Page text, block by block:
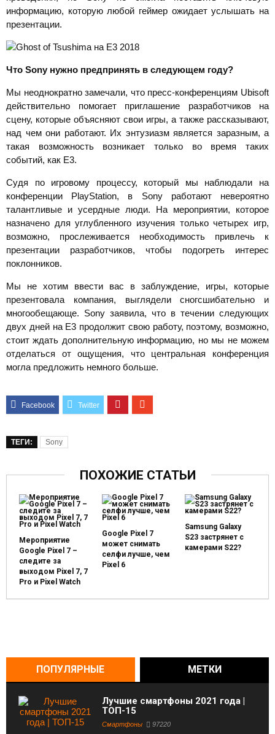
информацию, которую любой геймер ожидает услышать на
презентации.
Что Sony нужно предпринять в следующем году?
Мы неоднократно замечали, что пресс-конференциям Ubisoft
действительно помогает приглашение разработчиков на
сцену, которые объясняют свои игры, а также рассказывают,
над чем они работают. Их энтузиазм является заразным, а
такая возможность возникает только во время таких
событий, как E3.
Судя по игровому процессу, который мы наблюдали на
конференции PlayStation, в Sony работают невероятно
талантливые и усердные люди. На мероприятии, которое
назначено для углубленного изучения только четырех игр,
возможно, прослеживается необходимость привлечь к
презентации разработчиков, чтобы подогреть интерес
поклонников.
Мы не хотим ввести вас в заблуждение, игры, которые
презентовала компания, выглядели сногсшибательно и
многообещающе. Sony заявила, что в течении следующих
двух дней на Е3 продолжит свою работу, поэтому, возможно,
стоит ждать дополнительную информацию, но мы не можем
отделаться от ощущения, что центральная конференция
могла предложить немного больше.
ТЕГИ: Sony
ПОХОЖИЕ СТАТЬИ
Мероприятие
Google Pixel 7 –
следите за
выходом Pixel 7, 7
Pro и Pixel Watch
Google Pixel 7
может снимать
селфи лучше, чем
Pixel 6
Samsung Galaxy
S23 застрянет с
камерами S22?
ПОПУЛЯРНЫЕ МЕТКИ
Лучшие смартфоны 2021 года |
ТОП-15
Смартфоны 97220